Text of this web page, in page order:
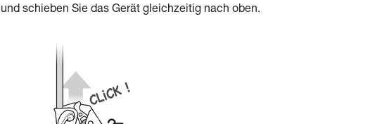
schieben Sie das Gerät gleichzeitig nach oben.